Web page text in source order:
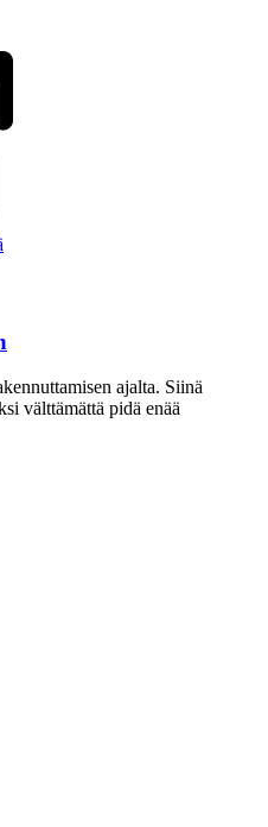
ajalta. Siinä
välttämättä pidä enää